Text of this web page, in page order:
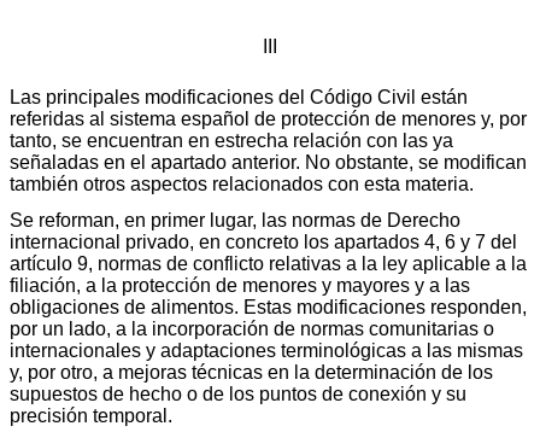
Las principales modificaciones del Código Civil están
referidas al sistema español de protección de menores y, por
tanto, se encuentran en estrecha relación con las ya
señaladas en el apartado anterior. No obstante, se modifican
también otros aspectos relacionados con esta materia.
Se reforman, en primer lugar, las normas de Derecho
internacional privado, en concreto los apartados 4, 6 y 7 del
artículo 9, normas de conflicto relativas a la ley aplicable a la
filiación, a la protección de menores y mayores y a las
obligaciones de alimentos. Estas modificaciones responden,
por un lado, a la incorporación de normas comunitarias o
internacionales y adaptaciones terminológicas a las mismas
y, por otro, a mejoras técnicas en la determinación de los
supuestos de hecho o de los puntos de conexión y su
precisión temporal.